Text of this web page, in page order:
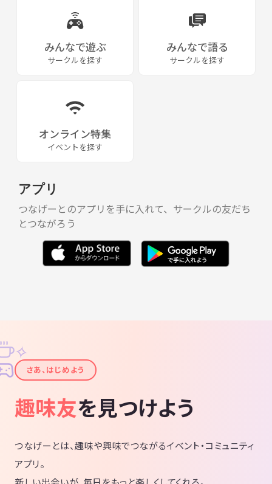
みんなで遊ぶ
サークルを探す
みんなで語る
サークルを探す
オンライン特集
イベントを探す
アプリ
つなげーとのアプリを手に入れて、サークルの友だち
とつながろう
✦
✧
さあ、はじめよう
趣味友を見つけよう
つなげーとは、趣味や興味でつながるイベント・コミュニティ
アプリ。